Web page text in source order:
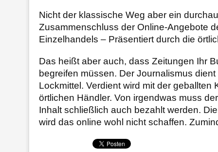
Nicht der klassische Weg aber ein
Zusammenschluss der Online-Angebote
Einzelhandels – Präsentiert durch die
Das heißt aber auch, dass Zeitungen Ihr
begreifen müssen. Der Journalismus
Lockmittel. Verdient wird mit der geballten
örtlichen Händler. Von irgendwas muss
Inhalt schließlich auch bezahlt werden.
wird das online wohl nicht schaffen.